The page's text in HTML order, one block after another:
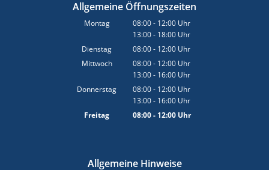
Allgemeine Öffnungszeiten
Montag 08:00- 12:00 Uhr
Von 08:00 bis 12:00 Uhr
13:00- 18:00 Uhr
Von 13:00 bis 18:00 Uhr
Dienstag 08:00- 12:00 Uhr
Von 08:00 bis 12:00 Uhr
Mittwoch 08:00- 12:00 Uhr
Von 08:00 bis 12:00 Uhr
13:00- 16:00 Uhr
Von 13:00 bis 16:00 Uhr
Donnerstag 08:00- 12:00 Uhr
Von 08:00 bis 12:00 Uhr
13:00- 16:00 Uhr
Von 13:00 bis 16:00 Uhr
Freitag 08:00- 12:00Uhr
Allgemeine Hinweise